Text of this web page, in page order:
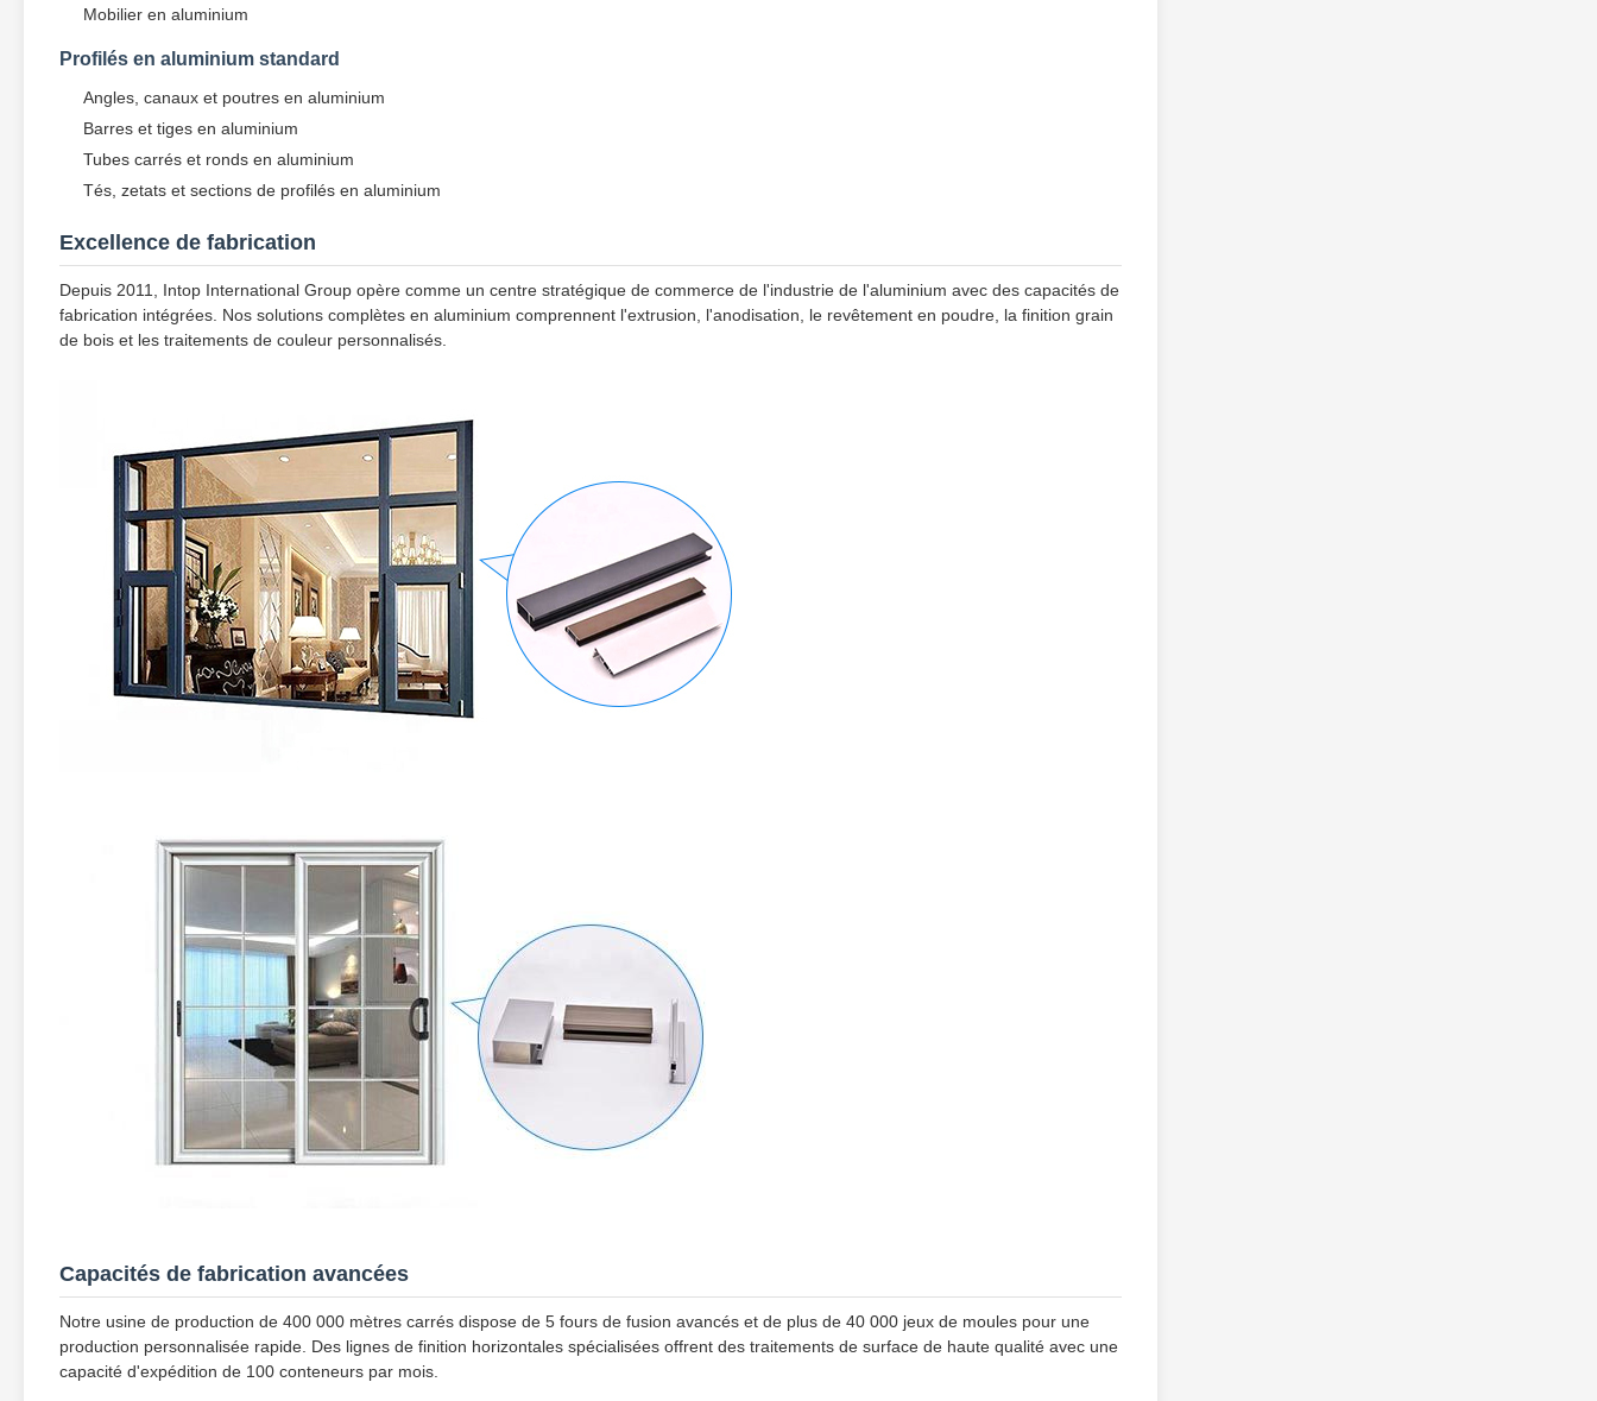
Mobilier en aluminium
Profilés en aluminium standard
Angles, canaux et poutres en aluminium
Barres et tiges en aluminium
Tubes carrés et ronds en aluminium
Tés, zetats et sections de profilés en aluminium
Excellence de fabrication
Depuis 2011, Intop International Group opère comme un centre stratégique de commerce de l'industrie de l'aluminium avec des capacités de
fabrication intégrées. Nos solutions complètes en aluminium comprennent l'extrusion, l'anodisation, le revêtement en poudre, la finition grain
de bois et les traitements de couleur personnalisés.
Capacités de fabrication avancées
Notre usine de production de 400 000 mètres carrés dispose de 5 fours de fusion avancés et de plus de 40 000 jeux de moules pour une
production personnalisée rapide. Des lignes de finition horizontales spécialisées offrent des traitements de surface de haute qualité avec une
capacité d'expédition de 100 conteneurs par mois.